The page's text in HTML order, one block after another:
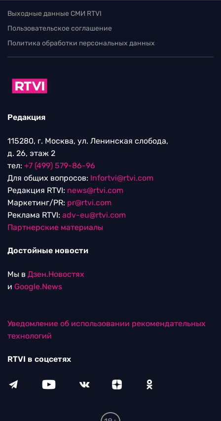
Выходные данные СМИ RTVI
Пользовательское соглашение
Политика обработки персональных данных
Редакция
115280, г. Москва, ул. Ленинская слобода,
д. 26, этаж 2
тел: +7 (499) 579-86-96
Для общих вопросов: Infortvi@rtvi.com
Редакция RTVI: news@rtvi.com
Маркетинг/PR: pr@rtvi.com
Реклама RTVI: adv-eu@rtvi.com
Партнерские материалы
Достойные новости
Мы в Дзен.Новостях
и Google.News
Уведомление об использовании рекомендательных
технологий
RTVI в соцсетях